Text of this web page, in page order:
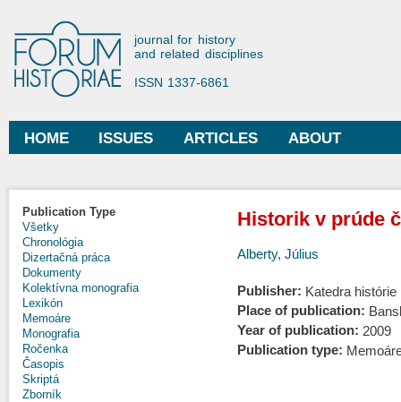
Forum Historiae
journal for history
and related disciplines
ISSN 1337-6861
Main menu
HOME ISSUES ARTICLES ABOUT
Publication Type
Všetky
Chronológia
Dizertačná práca
Dokumenty
Kolektívna monografia
Lexikón
Memoáre
Monografia
Ročenka
Časopis
Skriptá
Zborník
Historik v prúde
Alberty, Július
Publisher: Katedra
Place of publication:
Year of publication: 2009
Publication type: